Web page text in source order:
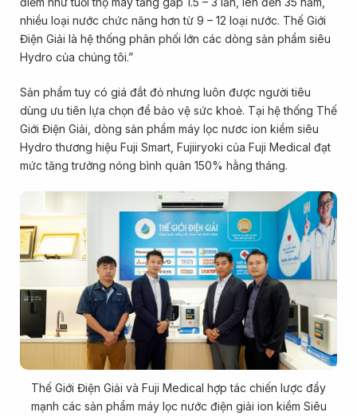
nhiều loại nước chức năng hơn từ 9 – 12 loại nước. Thế Giới
Điện Giải là hệ thống phân phối lớn các dòng sản phẩm siêu
Hydro của chúng tôi.”
Sản phẩm tuy có giá đắt đỏ nhưng luôn được người tiêu
dùng ưu tiên lựa chọn để bảo vệ sức khoẻ. Tại hệ thống Thế
Giới Điện Giải, dòng sản phẩm máy lọc nươc ion kiềm siêu
Hydro thương hiệu Fuji Smart, Fujiiryoki của Fuji Medical đạt
mức tăng trưởng nóng bình quân 150% hằng tháng.
Thế Giới Điện Giải và Fuji Medical hợp tác chiến lược đẩy
mạnh các sản phẩm máy lọc nước điện giải ion kiềm Siêu